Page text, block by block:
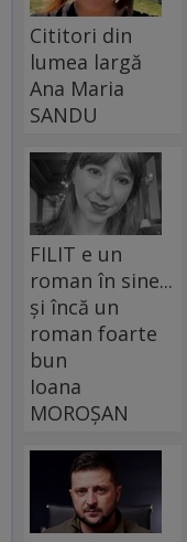
Cititori din
lumea largă
Ana Maria
SANDU
FILIT e un
roman în sine...
și încă un
roman foarte
bun
Ioana
MOROȘAN